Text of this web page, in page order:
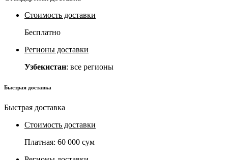
Стоимость доставки
Бесплатно
Регионы доставки
Узбекистан: все регионы
Быстрая доставка
Быстрая доставка
Стоимость доставки
Платная: 60 000 сум